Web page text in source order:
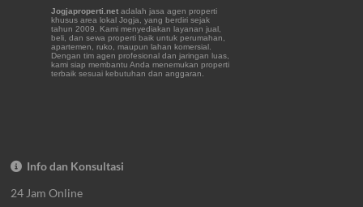
Jogjaproperti.net adalah jasa agen properti
khusus area lokal Jogja, yang berdiri sejak
tahun 2009. Kami menyediakan layanan jual,
beli, dan sewa properti baik untuk perumahan,
apartemen, ruko, maupun lahan komersial.
Dengan tim agen profesional dan jaringan luas,
kami siap membantu Anda menemukan properti
terbaik sesuai kebutuhan dan anggaran.
Info dan Konsultasi
24 Jam Online